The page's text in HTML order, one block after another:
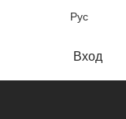
Рус
Вход